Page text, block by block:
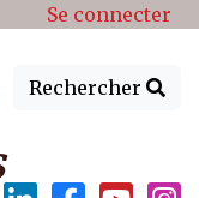
Se connecter
Rechercher